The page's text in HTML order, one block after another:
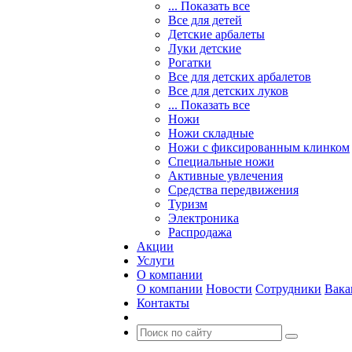
... Показать все
Все для детей
Детские арбалеты
Луки детские
Рогатки
Все для детских арбалетов
Все для детских луков
... Показать все
Ножи
Ножи складные
Ножи с фиксированным клинком
Специальные ножи
Активные увлечения
Средства передвижения
Туризм
Электроника
Распродажа
Акции
Услуги
О компании
О компании Новости Сотрудники
Контакты